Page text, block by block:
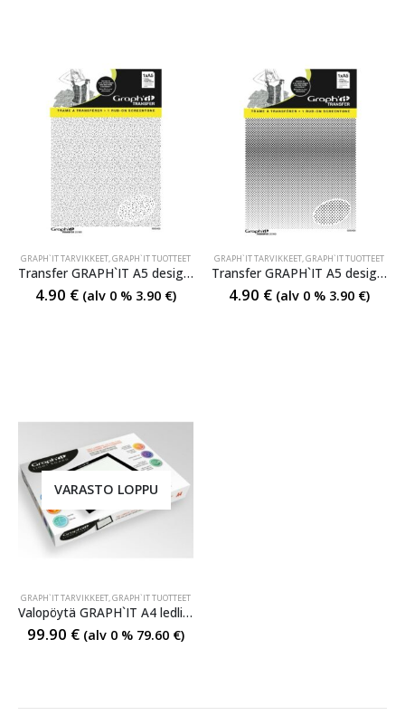
GRAPH`IT TARVIKKEET,GRAPH`IT TUOTTEET
Transfer GRAPH`IT A5 design 403
4.90 € (alv 0 % 3.90 €)
GRAPH`IT TARVIKKEET,GRAPH`IT TUOTTEET
Transfer GRAPH`IT A5 design 404
4.90 € (alv 0 % 3.90 €)
VARASTO LOPPU
GRAPH`IT TARVIKKEET,GRAPH`IT TUOTTEET
Valopöytä GRAPH`IT A4 ledlight USB-C
99.90 € (alv 0 % 79.60 €)